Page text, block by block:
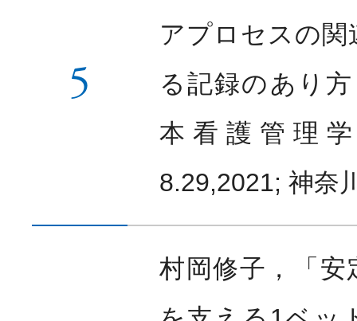
5
アプロセスの
る記録のあり
本看護管理
8.29,2021; 神奈
村岡修子，「安